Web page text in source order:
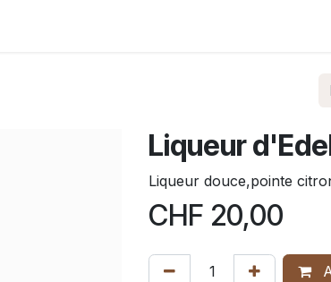
Liqueur
Liqueur douce,pointe
CHF 20,00